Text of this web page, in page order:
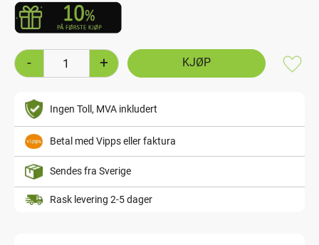
+
-
Ingen Toll, MVA inkludert
Betal med Vipps eller faktura
Sendes fra Sverige
Rask levering 2-5 dager